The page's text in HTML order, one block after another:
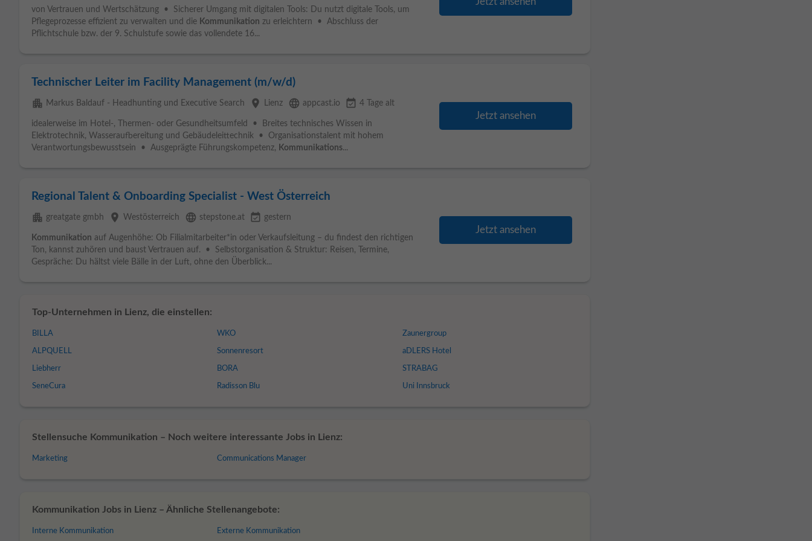
von Vertrauen und Wertschätzung • Sicherer Umgang mit digitalen Tools: Du nutzt digitale Tools, um
Pflegeprozesse effizient zu verwalten und die Kommunikation zu erleichtern • Abschluss der
Pflichtschule bzw. der 9. Schulstufe sowie das vollendete 16...
Technischer Leiter im Facility Management (m/w/d)
apartment Markus Baldauf - Headhunting und Executive Search place Lienz language appcast.io event_available 4 Tage alt
idealerweise im Hotel-, Thermen- oder Gesundheitsumfeld • Breites technisches Wissen in
Elektrotechnik, Wasseraufbereitung und Gebäudeleittechnik • Organisationstalent mit hohem
Verantwortungsbewusstsein • Ausgeprägte Führungskompetenz, Kommunikations...
Jetzt ansehen
Regional Talent & Onboarding Specialist - West Österreich
apartment greatgate gmbh place Westösterreich language stepstone.at event_available gestern
Kommunikation auf Augenhöhe: Ob Filialmitarbeiter*in oder Verkaufsleitung – du findest den richtigen
Ton, kannst zuhören und baust Vertrauen auf. • Selbstorganisation & Struktur: Reisen, Termine,
Gespräche: Du hältst viele Bälle in der Luft, ohne den Überblick...
Jetzt ansehen
Top-Unternehmen in Lienz, die einstellen:
BILLA
ALPQUELL
Liebherr
SeneCura
WKO
Sonnenresort
BORA
Radisson Blu
Zaunergroup
aDLERS Hotel
STRABAG
Uni Innsbruck
Stellensuche Kommunikation – Noch weitere interessante Jobs in Lienz:
Marketing Communications Manager
Kommunikation Jobs in Lienz – Ähnliche Stellenangebote:
Interne Kommunikation Externe Kommunikation